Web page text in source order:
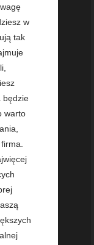
w
tak
będzie
warto